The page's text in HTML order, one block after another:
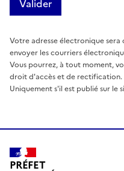
Votre adresse électronique sera
envoyer les courriers
Vous pourrez, à tout moment,
droit d'accès et de rectification.
Uniquement s'il est publié sur le
PRÉFET